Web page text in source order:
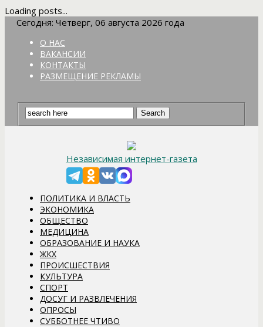
Loading posts...
Сегодня: Четверг, 06 августа 2026 года
О НАС
ВАКАНСИИ
КОНТАКТЫ
РАЗМЕЩЕНИЕ РЕКЛАМЫ
Независимая интернет-газета
ПОЛИТИКА И ВЛАСТЬ
ЭКОНОМИКА
ОБЩЕСТВО
МЕДИЦИНА
ОБРАЗОВАНИЕ И НАУКА
ЖКХ
ПРОИСШЕСТВИЯ
КУЛЬТУРА
СПОРТ
ДОСУГ И РАЗВЛЕЧЕНИЯ
ОПРОСЫ
СУББОТНЕЕ ЧТИВО